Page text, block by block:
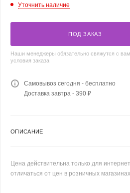
Уточнить наличие
ПОД ЗАКАЗ
Наши менеджеры обязательно свяжутся с
условия заказа
Самовывоз сегодня - бесплатно
Доставка завтра - 390 ₽
ОПИСАНИЕ
Цена действительна только для
отличаться от цен в розничных магазинах